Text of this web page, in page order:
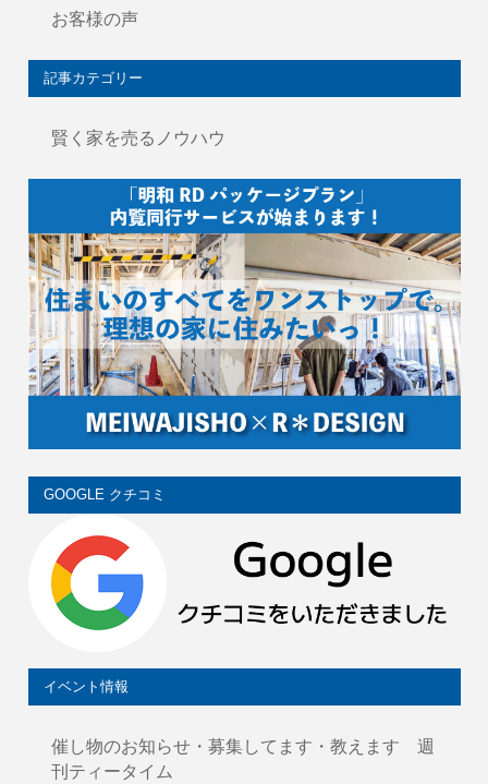
お客様の声
記事カテゴリー
賢く家を売るノウハウ
GOOGLE クチコミ
イベント情報
催し物のお知らせ・募集してます・教えます 週
刊ティータイム